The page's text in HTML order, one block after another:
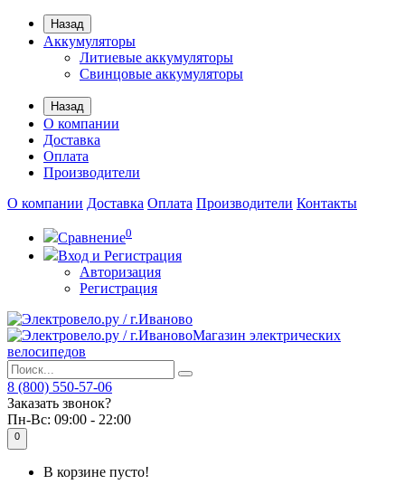
Назад
Аккумуляторы
Литиевые аккумуляторы
Свинцовые аккумуляторы
Назад
О компании
Доставка
Оплата
Производители
О компании Доставка Оплата Производители Контакты
Сравнение0
Вход и Регистрация
Авторизация
Регистрация
Магазин электрических
велосипедов
8 (800) 550-57-06
Заказать звонок?
Пн-Вс: 09:00 - 22:00
0
В корзине пусто!